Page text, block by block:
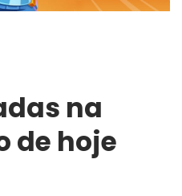
na
de hoje